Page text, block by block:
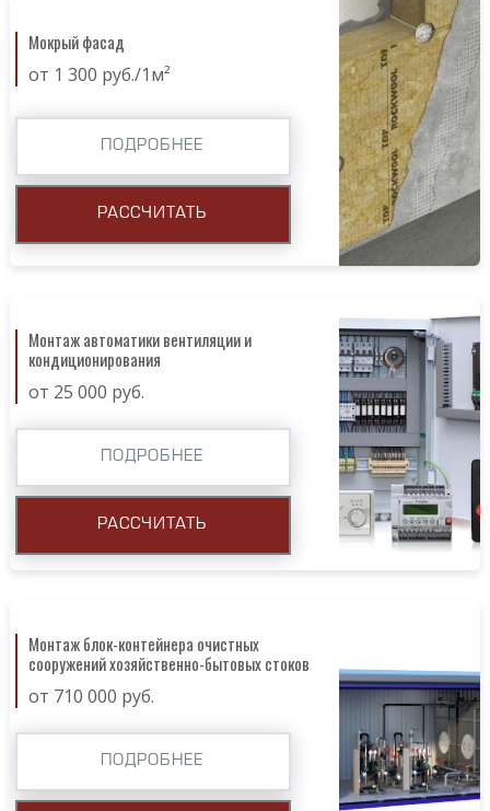
Мокрый фасад
от 1 300 руб./1м²
ПОДРОБНЕЕ
РАССЧИТАТЬ
Монтаж автоматики вентиляции и
кондиционирования
от 25 000 руб.
ПОДРОБНЕЕ
РАССЧИТАТЬ
Монтаж блок-контейнера очистных
сооружений хозяйственно-бытовых стоков
от 710 000 руб.
ПОДРОБНЕЕ